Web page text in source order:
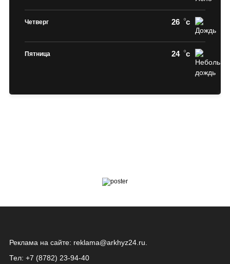
Четверг 26 c
Пятница 24 c
Реклама на сайте: reklama@arkhyz24.ru
Тел: +7 (8782) 23‑94‑40